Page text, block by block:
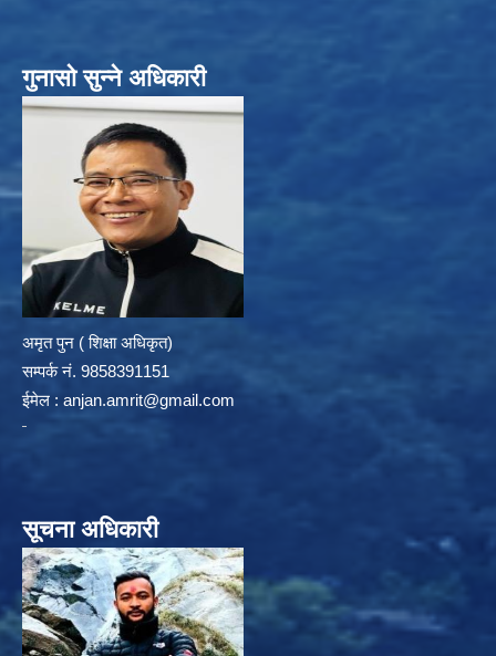
गुनासो सुन्ने अधिकारी
अमृत पुन ( शिक्षा अधिकृत)
सम्पर्क न‌ं. 9858391151
ईमेल : anjan.amrit@gmail.com
सूचना अधिकारी